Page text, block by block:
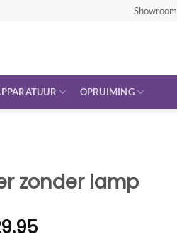
Showroom
OPRUIMING
zonder lamp
Huidige